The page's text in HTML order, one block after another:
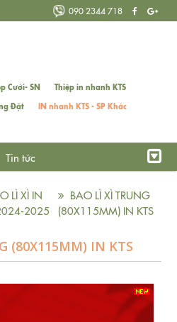
090 2344 718
Cưới- SN
Thiệp in nhanh KTS
Đặt
IN nhanh KTS - SP Khác
Tin tức
LÌ XÌ IN
2025
BAO LÌ XÌ TRUNG
(80X115MM) IN KTS
(80X115MM) IN KTS